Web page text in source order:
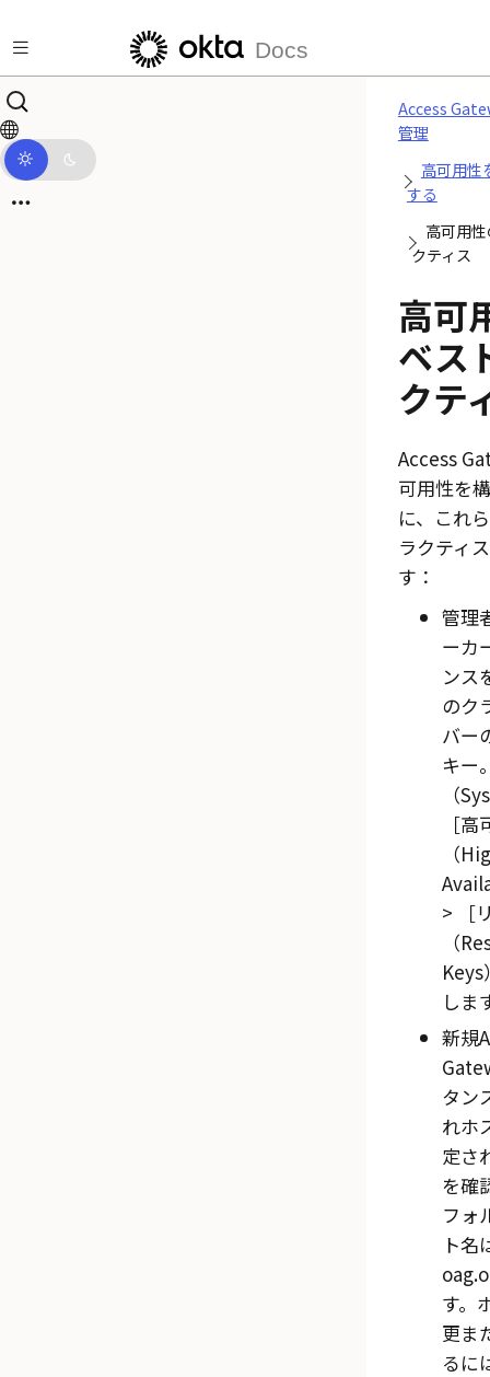
Docs
Access
管理
高可用性
する
高可用
クティス
高可
ベス
クテ
Access
可用性を
に、これ
ラクティ
す：
管理
ーカ
ンス
のク
バー
キー
（
高
（
（
Keys
しま
新規
タン
れホ
定さ
を確
フォ
ト名
す。
更ま
るに